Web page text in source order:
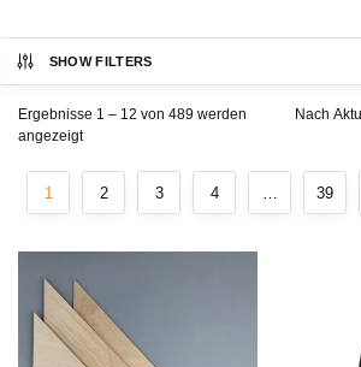
SHOW FILTERS
Ergebnisse 1 – 12 von 489 werden
angezeigt
1 2 3 4 … 39